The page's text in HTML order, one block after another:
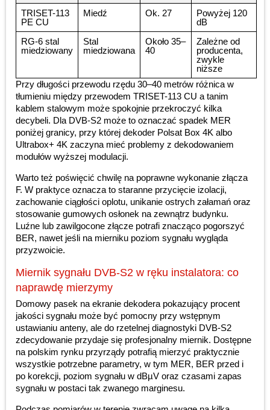
TRISET-113
PE CU
Miedź Ok. 27
Powyżej 120
dB
RG-6 stal
miedziowany
Stal
miedziowana
Około 35–
40
Zależne od
producenta,
zwykle
niższe
Przy długości przewodu rzędu 30–40 metrów różnica w
tłumieniu między przewodem TRISET-113 CU a tanim
kablem stalowym może spokojnie przekroczyć kilka
decybeli. Dla DVB-S2 może to oznaczać spadek MER
poniżej granicy, przy której dekoder Polsat Box 4K albo
Ultrabox+ 4K zaczyna mieć problemy z dekodowaniem
modułów wyższej modulacji.
Warto też poświęcić chwilę na poprawne wykonanie złącza
F. W praktyce oznacza to staranne przycięcie izolacji,
zachowanie ciągłości oplotu, unikanie ostrych załamań oraz
stosowanie gumowych osłonek na zewnątrz budynku.
Luźne lub zawilgocone złącze potrafi znacząco pogorszyć
BER, nawet jeśli na mierniku poziom sygnału wygląda
przyzwoicie.
Miernik sygnału DVB-S2 w ręku instalatora: co
naprawdę mierzymy
Domowy pasek na ekranie dekodera pokazujący procent
jakości sygnału może być pomocny przy wstępnym
ustawianiu anteny, ale do rzetelnej diagnostyki DVB-S2
zdecydowanie przydaje się profesjonalny miernik. Dostępne
na polskim rynku przyrządy potrafią mierzyć praktycznie
wszystkie potrzebne parametry, w tym MER, BER przed i
po korekcji, poziom sygnału w dBµV oraz czasami zapas
sygnału w postaci tak zwanego marginesu.